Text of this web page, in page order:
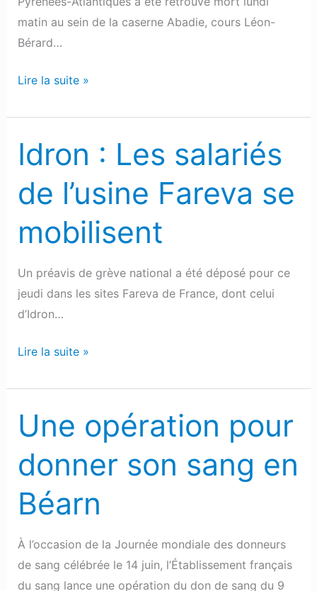
matin au sein de la caserne Abadie, cours Léon-
Bérard…
Lire la suite »
Idron : Les salariés
de l’usine Fareva se
mobilisent
Un préavis de grève national a été déposé pour ce
jeudi dans les sites Fareva de France, dont celui
d’Idron…
Idron
Les
salariés
de
l’usine
Fareva
se
mobilisent
Lire la suite »
Une opération pour
donner son sang en
Béarn
À l’occasion de la Journée mondiale des donneurs
de sang célébrée le 14 juin, l’Établissement français
du sang lance une opération du don de sang du 9
Une
opération
pour
donner
son
sang
en
Béarn